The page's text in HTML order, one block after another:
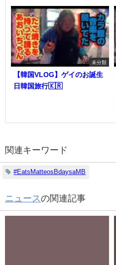
未分類
【韓国VLOG】ゲイのお誕生
日韓国旅行🇰🇷
関連キーワード
#EatsMatteosBdaysaMB
ニュース の関連記事